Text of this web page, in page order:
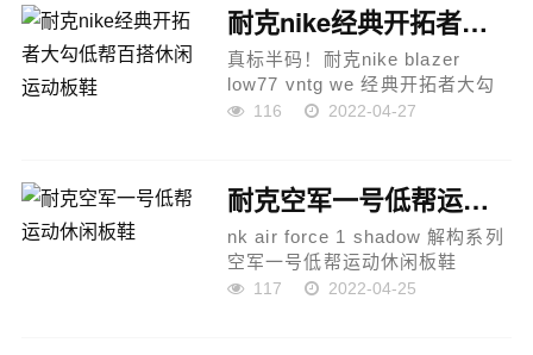
码数：36 36.5 37.5 38 38.5 39
4...
耐克nike经典开拓者大勾低帮百搭休闲运动板鞋
真标半码！耐克nike blazer
low77 vntg we 经典开拓者大勾
低帮百搭休闲运动板鞋...
116 2022-04-27
耐克空军一号低帮运动休闲板鞋
nk air force 1 shadow 解构系列
空军一号低帮运动休闲板鞋
dr7883-100 尺码：35.5 36 36.5
117 2022-04-25